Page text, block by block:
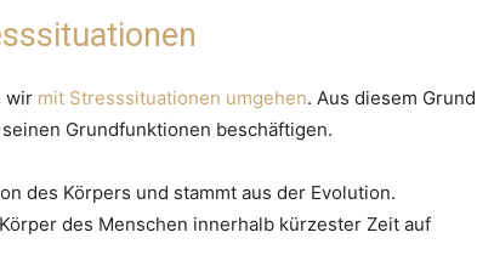
wir mit Stresssituationen umgehen. Aus diesem Grund
Grundfunktionen beschäftigen.
des Körpers und stammt aus der Evolution.
des Menschen innerhalb kürzester Zeit auf